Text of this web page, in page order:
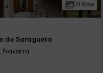
21 Fotos
de Saragueta
Navarra